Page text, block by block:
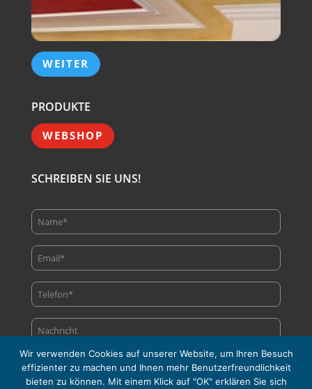
WEITER
PRODUKTE
WEBSHOP
SCHREIBEN SIE UNS!
Wir verwenden Cookies auf unserer Website, um Ihren Besuch
effizienter zu machen und Ihnen mehr Benutzerfreundlichkeit
bieten zu können. Mit einem Klick auf "OK" erklären Sie sich